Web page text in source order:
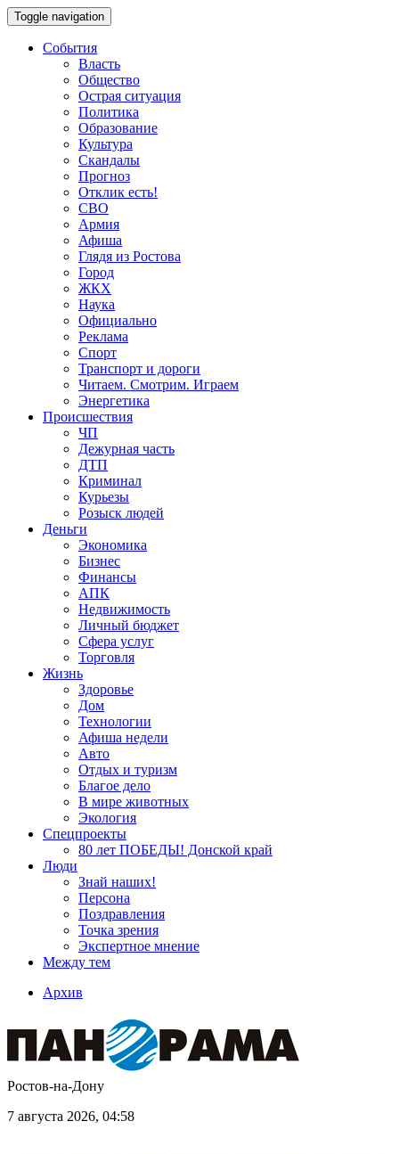
Toggle navigation
События
Власть
Общество
Острая ситуация
Политика
Образование
Культура
Скандалы
Прогноз
Отклик есть!
СВО
Армия
Афиша
Глядя из Ростова
Город
ЖКХ
Наука
Официально
Реклама
Спорт
Транспорт и дороги
Читаем. Смотрим. Играем
Энергетика
Происшествия
ЧП
Дежурная часть
ДТП
Криминал
Курьезы
Розыск людей
Деньги
Экономика
Бизнес
Финансы
АПК
Недвижимость
Личный бюджет
Сфера услуг
Торговля
Жизнь
Здоровье
Дом
Технологии
Афиша недели
Авто
Отдых и туризм
Благое дело
В мире животных
Экология
Спецпроекты
80 лет ПОБЕДЫ! Донской край
Люди
Знай наших!
Персона
Поздравления
Точка зрения
Экспертное мнение
Между тем
Архив
Ростов-на-Дону
7 августа 2026, 04:58